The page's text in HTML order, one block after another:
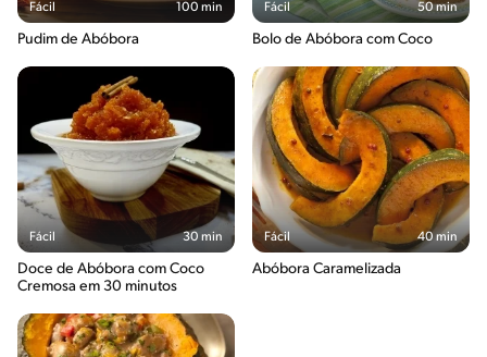
Fácil 100 min
Pudim de Abóbora
Fácil 50 min
Bolo de Abóbora com Coco
Fácil 30 min
Doce de Abóbora com Coco
Cremosa em 30 minutos
Fácil 40 min
Abóbora Caramelizada